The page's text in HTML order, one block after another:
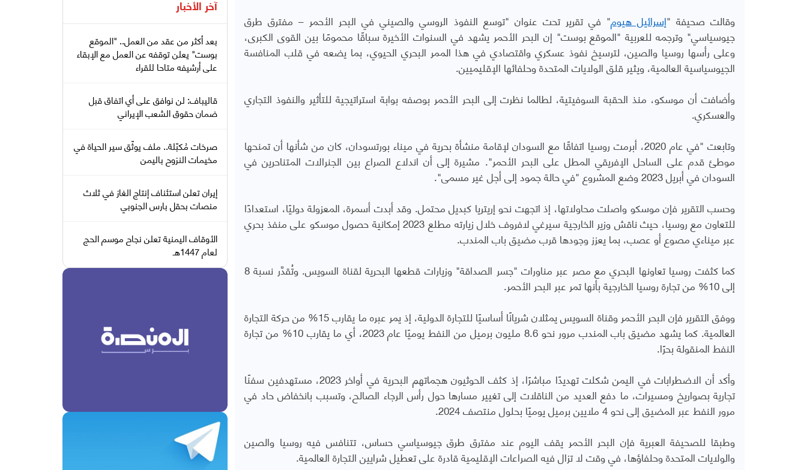
وقالت صحيفة "إسرائيل هيوم" في تقرير تحت عنوان "توسع النفوذ الروسي والصيني في البحر الأحمر – مفترق طرق
جيوسياسي" وترجمه للعربية "الموقع بوست" إن البحر الأحمر يشهد في السنوات الأخيرة سباقًا محمومًا بين القوى الكبرى،
وعلى رأسها روسيا والصين، لترسيخ نفوذ عسكري واقتصادي في هذا الممر البحري الحيوي، بما يضعه في قلب المنافسة
الجيوسياسية العالمية، ويثير قلق الولايات المتحدة وحلفائها الإقليميين.
وأضافت أن موسكو، منذ الحقبة السوفيتية، لطالما نظرت إلى البحر الأحمر بوصفه بوابة استراتيجية للتأثير والنفوذ التجاري
والعسكري.
وتابعت "في عام 2020، أبرمت روسيا اتفاقًا مع السودان لإقامة منشأة بحرية في ميناء بورتسودان، كان من شأنها أن تمنحها
موطئ قدم على الساحل الإفريقي المطل على البحر الأحمر". مشيرة إلى أن اندلاع الصراع بين الجنرالات المتناحرين في
السودان في أبريل 2023 وضع المشروع "في حالة جمود إلى أجل غير مسمى".
وحسب التقرير فإن موسكو واصلت محاولاتها، إذ اتجهت نحو إريتريا كبديل محتمل. وقد أبدت أسمرة، المعزولة دوليًا، استعدادًا
للتعاون مع روسيا، حيث ناقش وزير الخارجية سيرغي لافروف خلال زيارته مطلع 2023 إمكانية حصول موسكو على منفذ بحري
عبر ميناءي مصوع أو عصب، بما يعزز وجودها قرب مضيق باب المندب.
كما كثفت روسيا تعاونها البحري مع مصر عبر مناورات "جسر الصداقة" وزيارات قطعها البحرية لقناة السويس. وتُقدَّر نسبة 8
إلى 10% من تجارة روسيا الخارجية بأنها تمر عبر البحر الأحمر.
ووفق التقرير فإن البحر الأحمر وقناة السويس يمثلان شريانًا أساسيًا للتجارة الدولية، إذ يمر عبره ما يقارب 15% من حركة التجارة
العالمية. كما يشهد مضيق باب المندب مرور نحو 8.6 مليون برميل من النفط يوميًا عام 2023، أي ما يقارب 10% من تجارة
النفط المنقولة بحرًا.
وأكد أن الاضطرابات في اليمن شكلت تهديدًا مباشرًا، إذ كثف الحوثيون هجماتهم البحرية في أواخر 2023، مستهدفين سفنًا
تجارية بصواريخ ومسيرات، ما دفع العديد من الناقلات إلى تغيير مسارها حول رأس الرجاء الصالح، وتسبب بانخفاض حاد في
مرور النفط عبر المضيق إلى نحو 4 ملايين برميل يوميًا بحلول منتصف 2024.
وطبقا للصحيفة العبرية فإن البحر الأحمر يقف اليوم عند مفترق طرق جيوسياسي حساس، تتنافس فيه روسيا والصين
والولايات المتحدة وحلفاؤها، في وقت لا تزال فيه الصراعات الإقليمية قادرة على تعطيل شرايين التجارة العالمية.
آخر الأخبار
بعد أكثر من عقد من العمل.. "الموقع
بوست" يعلن توقفه عن العمل مع الإبقاء
على أرشيفه متاحا للقراء
قاليباف: لن نوافق على أي اتفاق قبل
ضمان حقوق الشعب الإيراني
صرخات مُكبّلة.. ملف يوثّق سير الحياة في
مخيمات النزوح باليمن
إيران تعلن استئناف إنتاج الغاز في ثلاث
منصات بحقل بارس الجنوبي
الأوقاف اليمنية تعلن نجاح موسم الحج
لعام 1447هـ